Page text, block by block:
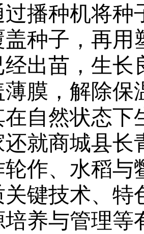
过播种机将
种子，再用
出苗，生长
膜，解除保
自然状态下
就商城县长
作、水稻与
键技术、特
培养与管理